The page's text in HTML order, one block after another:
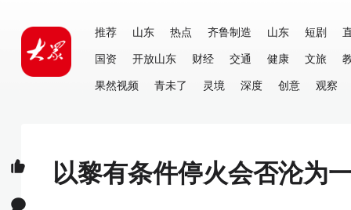
推荐 山东 热点 齐鲁制造 山东 短剧
国资
开放山东 财经 交通 健康 文旅
果然视频
青未了 灵境 深度 创意 观察
以黎有条件停火会否沦为